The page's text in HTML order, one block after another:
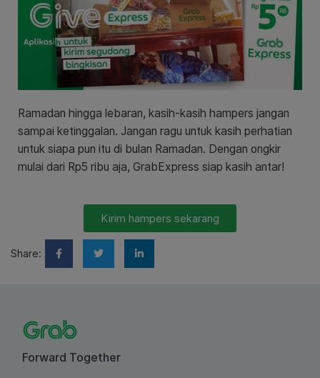
Ramadan hingga lebaran, kasih-kasih hampers jangan
sampai ketinggalan. Jangan ragu untuk kasih perhatian
untuk siapa pun itu di bulan Ramadan. Dengan ongkir
mulai dari Rp5 ribu aja, GrabExpress siap kasih antar!
Kirim hampers sekarang
Share:
Forward Together